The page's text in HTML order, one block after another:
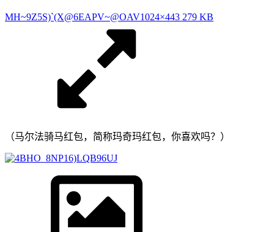
MH~9Z5S)`(X@6EAPV~@OAV1024×443 279 KB
（马尔法骑马红包，简称玛奇玛红包，你喜欢吗？）